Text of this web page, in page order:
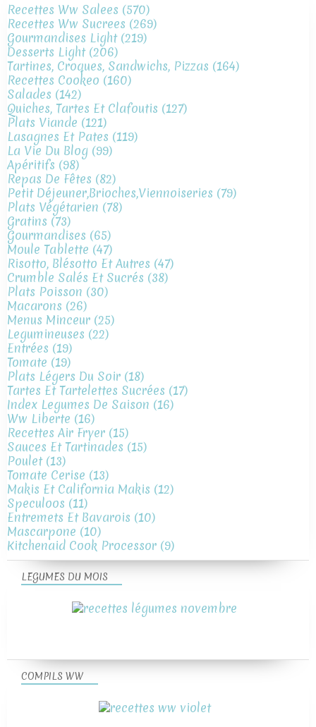
Recettes Ww Salees (570)
Recettes Ww Sucrees (269)
Gourmandises Light(219)
Desserts Light(206)
Tartines, Croques, Sandwichs, Pizzas (164)
Recettes Cookeo (160)
Salades (142)
Quiches, Tartes Et Clafoutis (127)
Plats Viande (121)
Lasagnes Et Pates (119)
La Vie Du Blog (99)
Apéritifs (98)
Repas De Fêtes (82)
Petit Déjeuner,brioches,viennoiseries (79)
Plats Végétarien (78)
Gratins (73)
Gourmandises (65)
Moule Tablette (47)
Risotto, Blésotto Et Autres (47)
Crumble Salés Et Sucrés (38)
Plats Poisson (30)
Macarons (26)
Menus Minceur (25)
Legumineuses (22)
Entrées (19)
Tomate (19)
Plats Légers Du Soir (18)
Tartes Et Tartelettes Sucrées (17)
Index Legumes De Saison (16)
Ww Liberte (16)
Recettes Air Fryer (15)
Sauces Et Tartinades (15)
Poulet(13)
Tomate Cerise (13)
Makis Et California Makis (12)
Speculoos (11)
Entremets Et Bavarois (10)
Mascarpone (10)
Kitchenaid Cook Processor (9)
LEGUMES DU MOIS
COMPILS WW